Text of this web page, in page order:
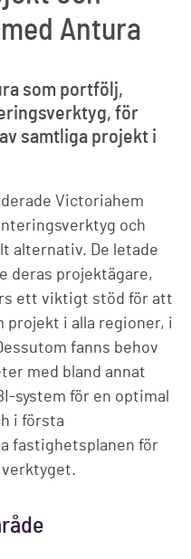
Antura
som portfölj,
för
samtliga projekt i
Victoriahem
och
alternativ. De letade
deras projektägare,
ett viktigt stöd för att
projekt i alla regioner, i
fanns behov
med bland annat
system för en optimal
i första
fastighetsplanen för